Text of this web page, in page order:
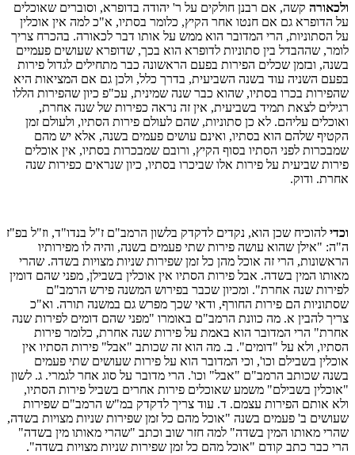
ולכאורה קשה, אם רבנן חולקים על ר' יהודה בדופרא, וסוברים שאוכלים
על הדופרא גם אם חנטו אחר הקיץ, כלומר בסתיו, א"כ למה אין אוכלין
על הסתוניות, הרי המדובר הוא ממש על אותו דבר לכאורה. בהכרח צריך
לומר, שההבדל בין סתוניות לדופרא הוא בכך, שדופרא שעושים פעמיים
בשנה, ובזמן שכלים הפירות בפעם הראשונה כבר מתחילים לגדול פירות
בפעם השניה עוד בשנה השביעית, בדרך כלל, ולכן גם אם המציאות היא
שהפירות בכרו בסתיו, שהוא כבר שנה שמינית, עכ"פ כיון שהפירות הללו
רגילים לצאת תמיד בשביעית, אין זה נראה כפירות של שנה אחרת,
ואוכלים עליהם. לא כן סתוניות, שהם לעולם פירות הסתיו, ולעולם זמן
הקטיף שלהם הוא בסתיו, ואינם עושים פעמים בשנה, אלא יש מהם
שמבכרות לפני הסתיו בסוף הקיץ, ורובם שמבכרות בסתיו, אין אוכלים
פירות שביעית על פירות אלו שביכרו בסתיו, כיון שנראים כפירות שנה
אחרת. ודוק.
וכדי להוכיח שכן הוא, נקדים לדקדק בלשון הרמב"ם ז"ל בנדו"ד, וז"ל בפ"ז
ה"ה: "אילן שהוא עושה פירות שתי פעמים בשנה, והיה לו מפירותיו
הראשונות, הרי זה אוכל מהן כל זמן שפירות שניות מצויות בשדה. שהרי
מאותו המין בשדה. אבל פירות הסתיו אין אוכלין בשבילן, מפני שהם דומין
לפירות שנה אחרת". ומכיון שכבר בפירוש המשנה פירש הרמב"ם
שסתוניות הם פירות החורף, ודאי שכך מפרש גם במשנה תורה. וא"כ
צריך להבין א. מה כוונת הרמב"ם באומרו "מפני שהם דומים לפירות שנה
אחרת" הרי המדובר הוא באמת על פירות שנה אחרת, כלומר פירות
הסתיו, ולא על "דומים". ב. מה הוא זה שכותב "אבל" פירות הסתיו אין
אוכלין בשבילם וכו', וכי המדובר הוא על פירות שעושים שתי פעמים
בשנה שכותב הרמב"ם "אבל" וכו'. הרי מדובר על סוג אחר לגמרי. ג. לשון
"אוכלין בשבילם" משמע שאוכלים פירות אחרים בשביל פירות הסתיו,
ולא אותם הפירות עצמם. ד. עוד צריך לדקדק במ"ש הרמב"ם שפירות
שעושים ב' פעמים בשנה "אוכל מהם כל זמן שפירות שניות מצויות בשדה,
שהרי מאותו המין בשדה" למה חזר שוב וכתב "שהרי מאותו מין בשדה"
הרי כבר כתב קודם "אוכל מהם כל זמן שפירות שניות מצויות בשדה".